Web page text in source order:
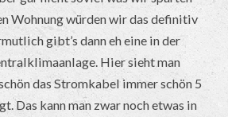
Wohnung würden wir das definitiv
gibt’s dann eh eine in der
Hier sieht man
das Stromkabel immer schön 5
Das kann man zwar noch etwas in